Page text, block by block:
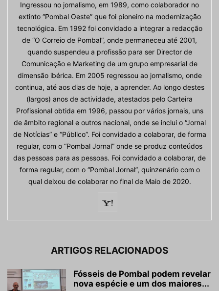
Ingressou no jornalismo, em 1989, como colaborador no
extinto “Pombal Oeste” que foi pioneiro na modernização
tecnológica. Em 1992 foi convidado a integrar a redacção
de “O Correio de Pombal”, onde permaneceu até 2001,
quando suspendeu a profissão para ser Director de
Comunicação e Marketing de um grupo empresarial de
dimensão ibérica. Em 2005 regressou ao jornalismo, onde
continua, até aos dias de hoje, a aprender. Ao longo destes
(largos) anos de actividade, atestados pelo Carteira
Profissional obtida em 1996, passou por vários jornais, uns
de âmbito regional e outros nacional, onde se inclui o “Jornal
de Notícias” e “Público”. Foi convidado a colaborar, de forma
regular, com o “Pombal Jornal” onde se produz conteúdos
das pessoas para as pessoas. Foi convidado a colaborar, de
forma regular, com o “Pombal Jornal”, quinzenário com o
qual deixou de colaborar no final de Maio de 2020.
ARTIGOS RELACIONADOS
Fósseis de Pombal podem revelar
nova espécie e um dos maiores...